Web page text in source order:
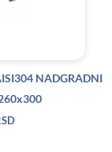
NADGRADNI